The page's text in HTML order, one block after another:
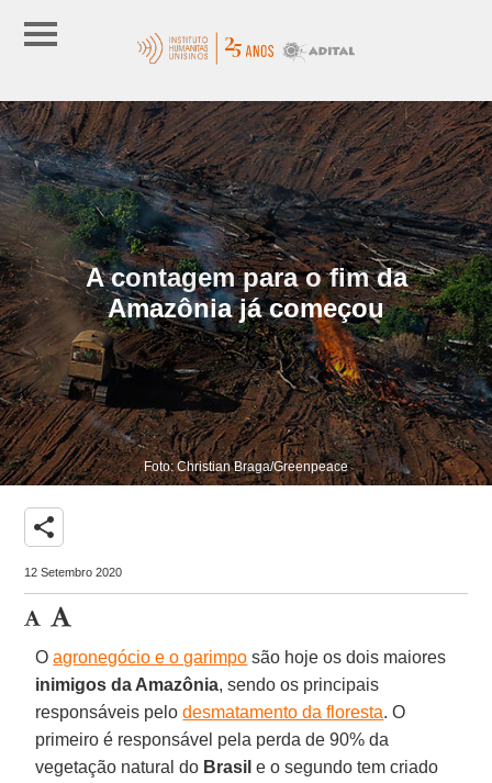
A contagem para o fim da
Amazônia já começou
Foto: Christian Braga/Greenpeace
share
12 Setembro 2020
Oagronegócio e o garimpo são hoje os dois maiores
inimigos da Amazônia, sendo os principais
responsáveis pelo desmatamento da floresta. O
primeiro é responsável pela perda de 90% da
vegetação natural do Brasil e o segundo tem criado